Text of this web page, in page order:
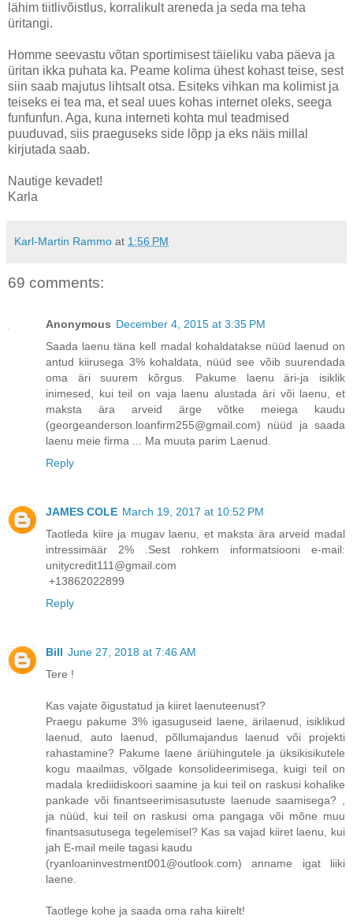
lähim tiitlivõistlus, korralikult areneda ja seda ma teha
üritangi.
Homme seevastu võtan sportimisest täieliku vaba päeva ja
üritan ikka puhata ka. Peame kolima ühest kohast teise, sest
siin saab majutus lihtsalt otsa. Esiteks vihkan ma kolimist ja
teiseks ei tea ma, et seal uues kohas internet oleks, seega
funfunfun. Aga, kuna interneti kohta mul teadmised
puuduvad, siis praeguseks side lõpp ja eks näis millal
kirjutada saab.
Nautige kevadet!
Karla
Karl-Martin Rammo at 1:56 PM
69 comments:
Anonymous December 4, 2015 at 3:35 PM
Saada laenu täna kell madal kohaldatakse nüüd laenud on
antud kiirusega 3% kohaldata, nüüd see võib suurendada
oma äri suurem kõrgus. Pakume laenu äri-ja isiklik
inimesed, kui teil on vaja laenu alustada äri või laenu, et
maksta ära arveid ärge võtke meiega kaudu
(georgeanderson.loanfirm255@gmail.com) nüüd ja saada
laenu meie firma ... Ma muuta parim Laenud.
Reply
JAMES COLE March 19, 2017 at 10:52 PM
Taotleda kiire ja mugav laenu, et maksta ära arveid madal
intressimäär 2% .Sest rohkem informatsiooni e-mail:
unitycredit111@gmail.com
+13862022899
Reply
Bill June 27, 2018 at 7:46 AM
Tere !
Kas vajate õigustatud ja kiiret laenuteenust?
Praegu pakume 3% igasuguseid laene, ärilaenud, isiklikud
laenud, auto laenud, põllumajandus laenud või projekti
rahastamine? Pakume laene äriühingutele ja üksikisikutele
kogu maailmas, võlgade konsolideerimisega, kuigi teil on
madala krediidiskoori saamine ja kui teil on raskusi kohalike
pankade või finantseerimisasutuste laenude saamisega? ,
ja nüüd, kui teil on raskusi oma pangaga või mõne muu
finantsasutusega tegelemisel? Kas sa vajad kiiret laenu, kui
jah E-mail meile tagasi kaudu
(ryanloaninvestment001@outlook.com) anname igat liiki
laene.
Taotlege kohe ja saada oma raha kiirelt!